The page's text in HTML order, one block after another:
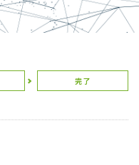
完了